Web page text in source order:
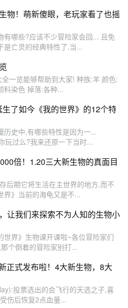
物！萌新傻眼，老玩家看了也摇
有哪些?应该不少冒险家会回... 且免
是亡灵的经典特性了,当...
一览能够帮助到大家! 种族:羊 颜色:
料染色 掉落:各种...
了如今《我的世界》的12个特
历史中,有哪些特性是因为一...
玩过么?我来还原一下当时...
倍！1.20三大新生物的真面目
后期它将生活在主世界的地方,而不
界》当前的海龟又是不...
让我们来探索不为人知的生物小
世界》生物课开课啦~各位冒险家们
个倒着的冒险家别打...
正式发布啦！4大新生物，8大
投票选出的会飞行的天选之子,喜
伤后恢复2点血量...